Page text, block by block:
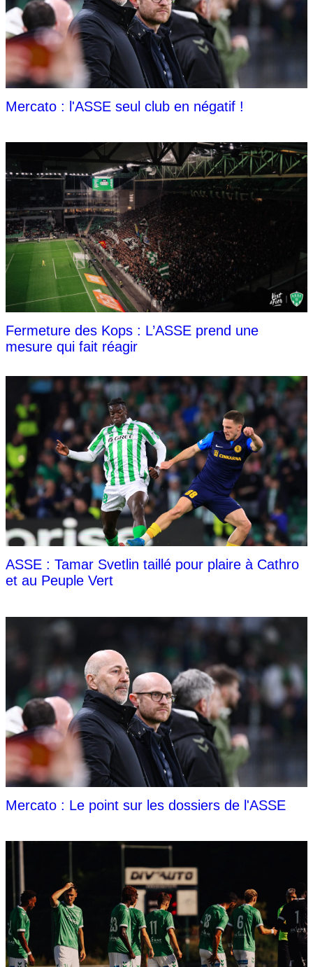
Mercato : l'ASSE seul club en négatif !
Fermeture des Kops : L’ASSE prend une
mesure qui fait réagir
ASSE : Tamar Svetlin taillé pour plaire à Cathro
et au Peuple Vert
Mercato : Le point sur les dossiers de l'ASSE